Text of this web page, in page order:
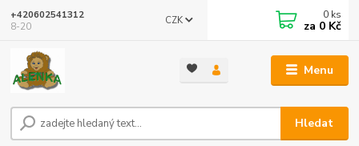
Menu
CZK
Hledat
+420602541312
8-20
0 ks
za 0 Kč